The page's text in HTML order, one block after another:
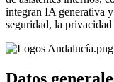
integran IA generativa
seguridad, la